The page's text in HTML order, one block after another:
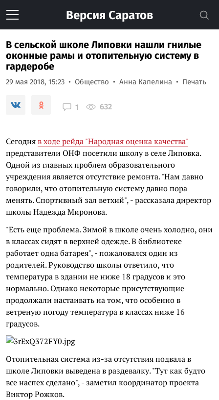
Версия Саратов
В сельской школе Липовки нашли гнилые
оконные рамы и отопительную систему в
гардеробе
29 мая 2018, 15:23 Общество Анна Капелина Печать
1 632
Сегодняв ходе рейда "Народная оценка качества"
представители ОНФ посетили школу в селе Липовка.
Одной из главных проблем образовательного
учреждения является отсутствие ремонта. "Нам давно
говорили, что отопительную систему давно пора
менять. Спортивный зал ветхий", - рассказала директор
школы Надежда Миронова.
"Есть еще проблема. Зимой в школе очень холодно, они
в классах сидят в верхней одежде. В библиотеке
работает одна батарея", - пожаловался один из
родителей. Руководство школы ответило, что
температура в здании не ниже 18 градусов и это
нормально. Однако некоторые присутствующие
продолжали настаивать на том, что особенно в
ветреную погоду температура в классах ниже 16
градусов.
Отопительная система из-за отсутствия подвала в
школе Липовки выведена в раздевалку. "Тут как будто
все наспех сделано", - заметил координатор проекта
Виктор Рожков.